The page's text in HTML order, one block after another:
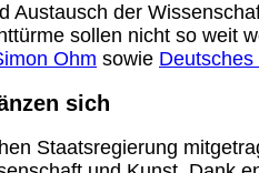
Austausch der
sollen nicht so weit
Ohm sowie
sich
Staatsregierung